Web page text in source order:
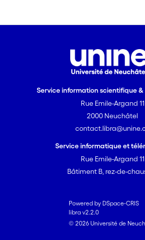
Service information scientifique
Rue Emile-Argand 11
2000 Neuchâtel
Service informatique et
Rue Emile-Argand 11
Bâtiment B, rez-de-
Powered by DSpace-CRIS
libra v2.2.0
© 2026 Université de